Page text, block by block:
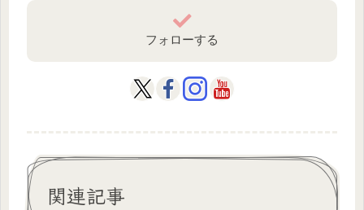
フォローする
関連記事